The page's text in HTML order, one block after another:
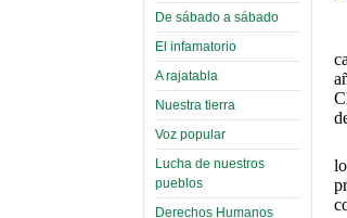
De sábado a sábado
El infamatorio
A rajatabla
Nuestra tierra
Voz popular
Lucha de nuestros
pueblos
Derechos Humanos